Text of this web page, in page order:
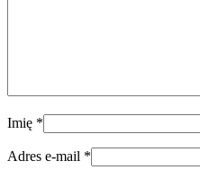
Imię *
Adres e-mail *